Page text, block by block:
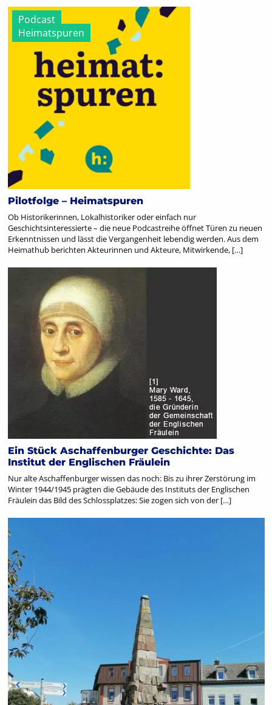
Podcast
Heimatspuren
Pilotfolge – Heimatspuren
Ob Historikerinnen, Lokalhistoriker oder einfach nur
Geschichtsinteressierte – die neue Podcastreihe öffnet Türen zu neuen
Erkenntnissen und lässt die Vergangenheit lebendig werden. Aus dem
Heimathub berichten Akteurinnen und Akteure, Mitwirkende, […]
Ein Stück Aschaffenburger Geschichte: Das
Institut der Englischen Fräulein
Nur alte Aschaffenburger wissen das noch: Bis zu ihrer Zerstörung im
Winter 1944/1945 prägten die Gebäude des Instituts der Englischen
Fräulein das Bild des Schlossplatzes: Sie zogen sich von der […]